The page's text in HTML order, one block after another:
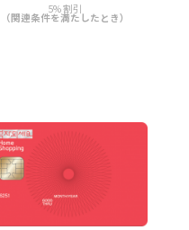
5% 割引
（関連条件を満たしたとき）